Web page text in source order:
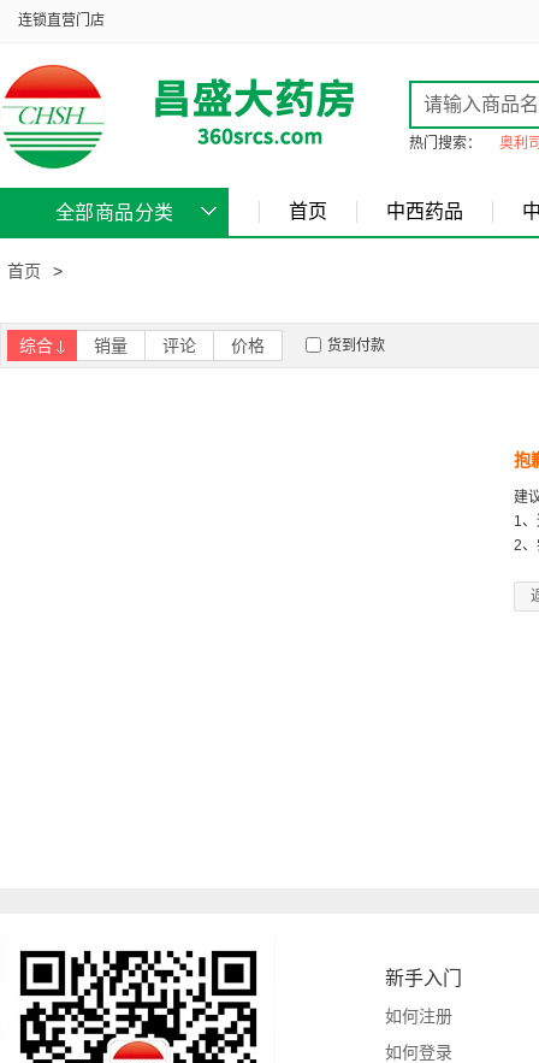
连锁直营门店
热门搜索： 奥利
全部商品分类 首页 中西药品
首页 >
综合 销量 评论 价格 货到付款
抱
建
1
2、
新手入门
如何注册
如何登录